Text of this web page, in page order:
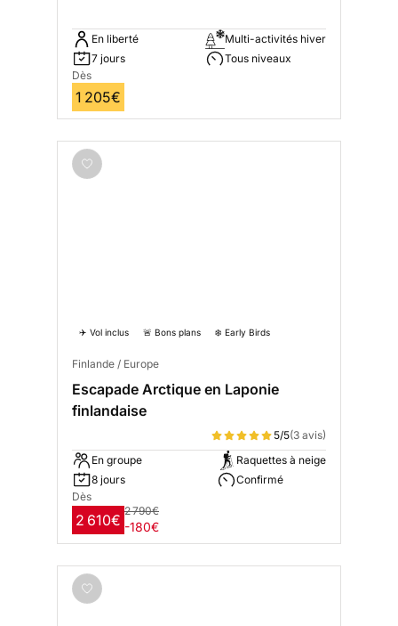
En liberté
7 jours
Multi-activités hiver
Tous niveaux
Dès
1 205€
✈️ Vol inclus 🚨 Bons plans ❄️ Early Birds
Finlande / Europe
Escapade Arctique en Laponie
finlandaise
5/5(3 avis)
En groupe
8 jours
Raquettes à neige
Confirmé
Dès
2 610€
2 790€
-180€